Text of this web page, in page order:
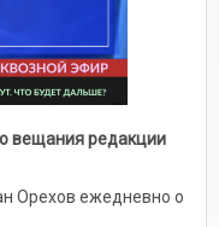
вещания редакции
Орехов ежедневно о